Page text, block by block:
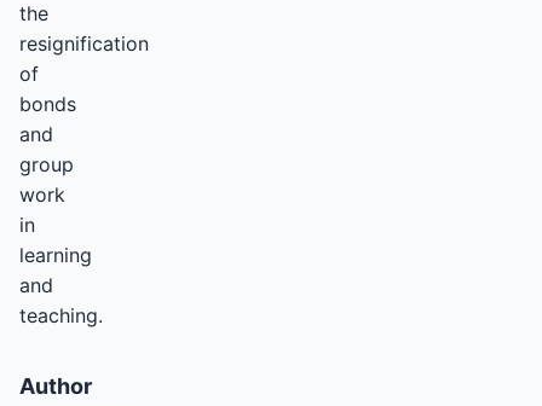
the
resignification
of
bonds
and
group
work
in
learning
and
teaching.
Author